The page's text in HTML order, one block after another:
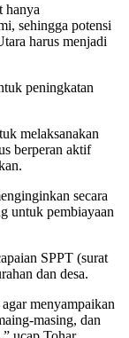
hanya
sehingga potensi
harus menjadi
peningkatan
melaksanakan
berperan aktif
secara
untuk pembiayaan
SPPT (surat
dan desa.
menyampaikan
masing, dan